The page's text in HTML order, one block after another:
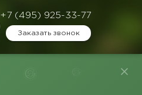
+7 (495) 925-33-77
Заказать звонок